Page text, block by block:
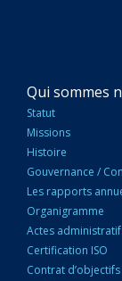
Qui sommes
Statut
Missions
Histoire
Gouvernance /
Les rapports
Organigramme
Actes
Certification ISO
Contrat